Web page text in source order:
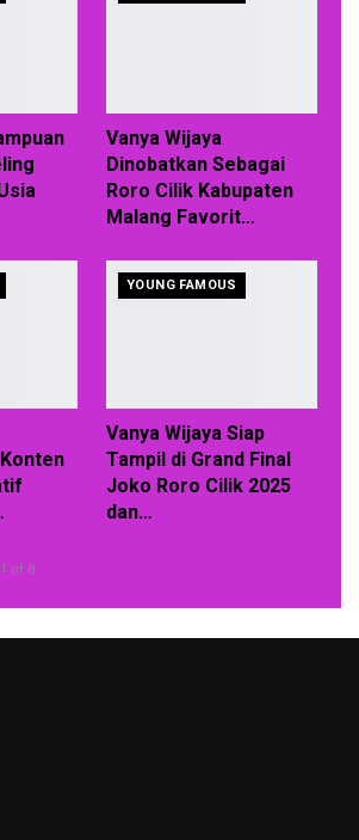
Vanya Wijaya
Dinobatkan Sebagai
Roro Cilik Kabupaten
Malang Favorit…
YOUNG FAMOUS
Vanya Wijaya Siap
Tampil di Grand Final
Joko Roro Cilik 2025
dan…
1 of 8